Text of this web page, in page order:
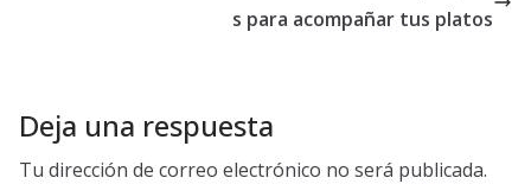
s para acompañar tus platos
Deja una respuesta
Tu dirección de correo electrónico no será publicada.